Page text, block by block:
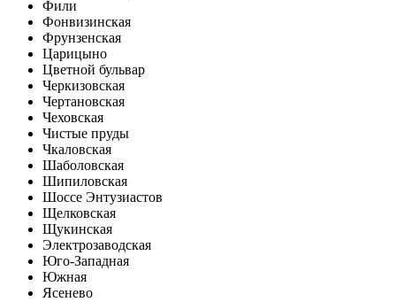
Фили
Фонвизинская
Фрунзенская
Царицыно
Цветной бульвар
Черкизовская
Чертановская
Чеховская
Чистые пруды
Чкаловская
Шаболовская
Шипиловская
Шоссе Энтузиастов
Щелковская
Щукинская
Электрозаводская
Юго-Западная
Южная
Ясенево